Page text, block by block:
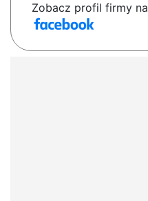
Zobacz profil firmy na